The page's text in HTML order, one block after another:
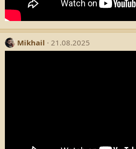
Mikhail 21.08.2025